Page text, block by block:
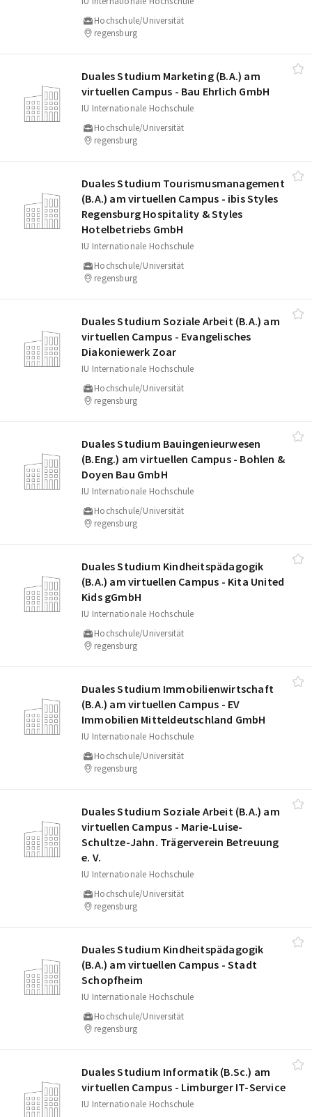
Hochschule/Universität
regensburg
Duales Studium Marketing (B.A.) am
virtuellen Campus - Bau Ehrlich GmbH
IU Internationale Hochschule
Hochschule/Universität
regensburg
Duales Studium Tourismusmanagement
(B.A.) am virtuellen Campus - ibis Styles
Regensburg Hospitality & Styles
Hotelbetriebs GmbH
IU Internationale Hochschule
Hochschule/Universität
regensburg
Duales Studium Soziale Arbeit (B.A.) am
virtuellen Campus - Evangelisches
Diakoniewerk Zoar
IU Internationale Hochschule
Hochschule/Universität
regensburg
Duales Studium Bauingenieurwesen
(B.Eng.) am virtuellen Campus - Bohlen &
Doyen Bau GmbH
IU Internationale Hochschule
Hochschule/Universität
regensburg
Duales Studium Kindheitspädagogik
(B.A.) am virtuellen Campus - Kita United
Kids gGmbH
IU Internationale Hochschule
Hochschule/Universität
regensburg
Duales Studium Immobilienwirtschaft
(B.A.) am virtuellen Campus - EV
Immobilien Mitteldeutschland GmbH
IU Internationale Hochschule
Hochschule/Universität
regensburg
Duales Studium Soziale Arbeit (B.A.) am
virtuellen Campus - Marie-Luise-
Schultze-Jahn. Trägerverein Betreuung
e. V.
IU Internationale Hochschule
Hochschule/Universität
regensburg
Duales Studium Kindheitspädagogik
(B.A.) am virtuellen Campus - Stadt
Schopfheim
IU Internationale Hochschule
Hochschule/Universität
regensburg
Duales Studium Informatik (B.Sc.) am
virtuellen Campus - Limburger IT-Service
IU Internationale Hochschule